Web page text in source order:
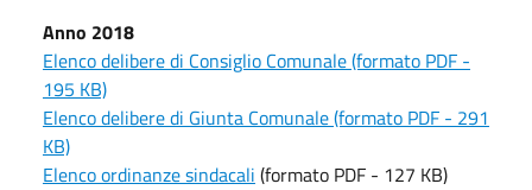
Anno 2018
Elenco delibere di Consiglio Comunale (formato PDF -
195 KB)
Elenco delibere di Giunta Comunale (formato PDF - 291
KB)
Elenco ordinanze sindacali (formato PDF - 127 KB)